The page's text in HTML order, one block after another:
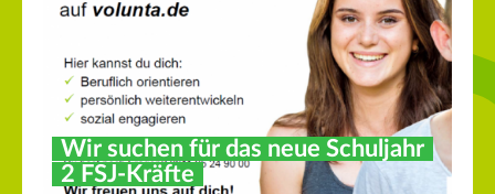
Wir suchen für das neue Schuljahr
2 FSJ-Kräfte